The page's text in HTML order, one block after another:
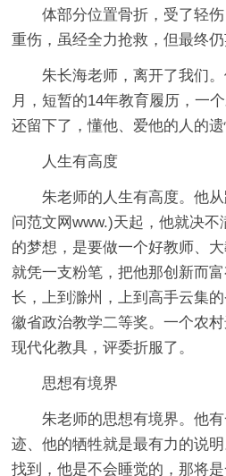
体部分位置骨折，受了轻
重伤，虽经全力抢救，但最终仍
朱长海老师，离开了我们
月，短暂的14年教育履历，一
还留下了，懂他、爱他的人的遗
人生有高度
朱老师的人生有高度。他
问范文网www.)天起，他就决
的梦想，是要做一个好教师、
就凭一支粉笔，把他那创新而
长，上到滁州，上到高手云集
徽省政治教学二等奖。一个农
现代化教具，评委折服了。
思想有境界
朱老师的思想有境界。他
迹、他的牺牲就是最有力的说
找到，他是不会睡觉的，那将